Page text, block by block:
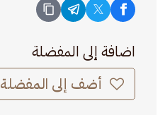
اضافة إلى المفضلة
أضف إلى المفضلة